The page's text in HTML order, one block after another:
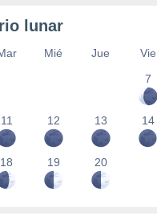
lunar
Mié Jue Vie
7
11 12 13 14
18 19 20